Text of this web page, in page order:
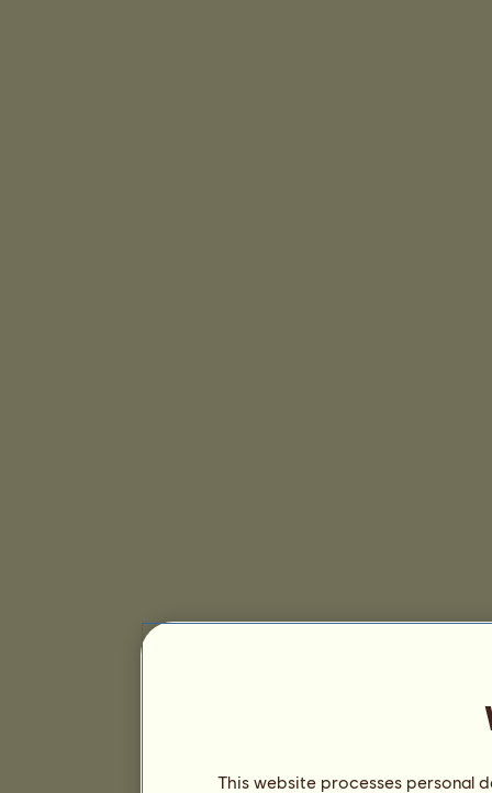
This website processes personal